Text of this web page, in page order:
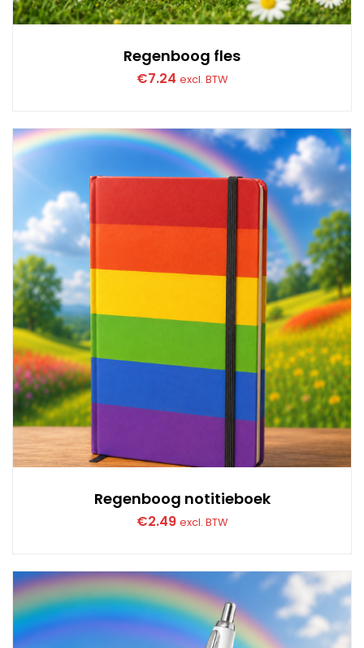
Regenboog fles
€7.24 excl. BTW
Regenboog notitieboek
€2.49 excl. BTW